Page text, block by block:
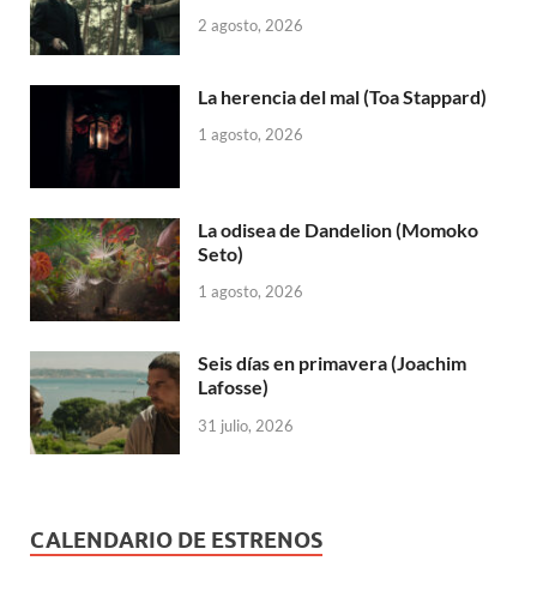
2 agosto, 2026
La herencia del mal (Toa Stappard)
1 agosto, 2026
La odisea de Dandelion (Momoko
Seto)
1 agosto, 2026
Seis días en primavera (Joachim
Lafosse)
31 julio, 2026
CALENDARIO DE ESTRENOS